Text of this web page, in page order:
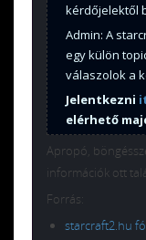
kérdőjelektől
Admin: A
egy külön
válaszolok a
Jelentkezni
elérhető
Apropó,
információk ott
Forrás:
starcraft2.hu